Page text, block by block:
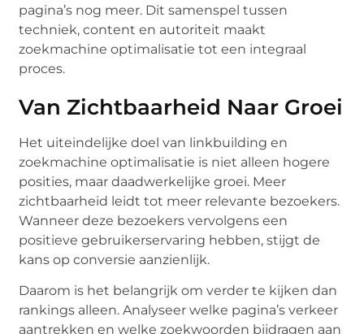
pagina’s nog meer. Dit samenspel tussen
techniek, content en autoriteit maakt
zoekmachine optimalisatie tot een integraal
proces.
Van Zichtbaarheid Naar Groei
Het uiteindelijke doel van linkbuilding en
zoekmachine optimalisatie is niet alleen hogere
posities, maar daadwerkelijke groei. Meer
zichtbaarheid leidt tot meer relevante bezoekers.
Wanneer deze bezoekers vervolgens een
positieve gebruikerservaring hebben, stijgt de
kans op conversie aanzienlijk.
Daarom is het belangrijk om verder te kijken dan
rankings alleen. Analyseer welke pagina’s verkeer
aantrekken en welke zoekwoorden bijdragen aan